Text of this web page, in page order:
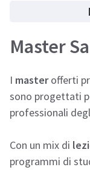
Master
I masterofferti
sono progettati
professionali
Con un mix di
programmi di